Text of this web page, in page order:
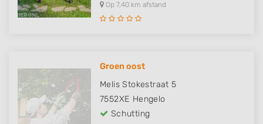
Op 7,40 km afstand
Groen oost
Melis Stokestraat 5
7552XE Hengelo
Schutting